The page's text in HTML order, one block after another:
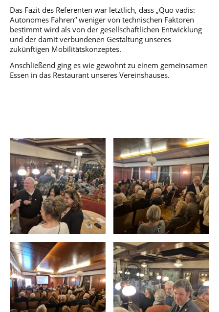
Das Fazit des Referenten war letztlich, dass „Quo vadis:
Autonomes Fahren“ weniger von technischen Faktoren
bestimmt wird als von der gesellschaftlichen Entwicklung
und der damit verbundenen Gestaltung unseres
zukünftigen Mobilitätskonzeptes.
Anschließend ging es wie gewohnt zu einem gemeinsamen
Essen in das Restaurant unseres Vereinshauses.